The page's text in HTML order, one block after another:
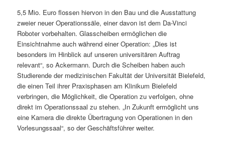
5,5 Mio. Euro flossen hiervon in den Bau und die Ausstattung
zweier neuer Operationssäle, einer davon ist dem Da-Vinci
Roboter vorbehalten. Glasscheiben ermöglichen die
Einsichtnahme auch während einer Operation: „Dies ist
besonders im Hinblick auf unseren universitären Auftrag
relevant“, so Ackermann. Durch die Scheiben haben auch
Studierende der medizinischen Fakultät der Universität Bielefeld,
die einen Teil ihrer Praxisphasen am Klinikum Bielefeld
verbringen, die Möglichkeit, die Operation zu verfolgen, ohne
direkt im Operationssaal zu stehen. „In Zukunft ermöglicht uns
eine Kamera die direkte Übertragung von Operationen in den
Vorlesungssaal“, so der Geschäftsführer weiter.